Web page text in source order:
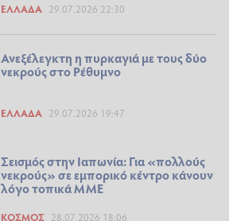
ΕΛΛΆΔΑ 29.07.2026 22:30
Ανεξέλεγκτη η πυρκαγιά με τους δύο
νεκρούς στο Ρέθυμνο
ΕΛΛΆΔΑ 29.07.2026 19:47
Σεισμός στην Ιαπωνία: Για «πολλούς
νεκρούς» σε εμπορικό κέντρο κάνουν
λόγο τοπικά ΜΜΕ
ΚΌΣΜΟΣ 28.07.2026 18:06